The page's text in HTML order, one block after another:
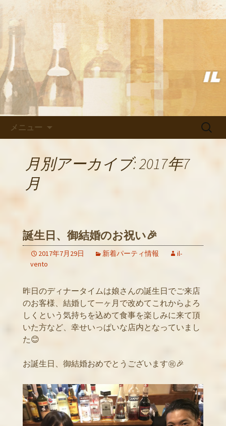
武蔵小杉の美味しいイタリアン
「イルヴェント」のブログ
武蔵小杉の美味しいイタリアン「イル
ヴェント」のブログ
メニュー
検
月別アーカイブ: 2017年7
月
誕生日、御結婚のお祝い🎉
2017年7月29日 新着パーティ情報
il-
vento
昨日のディナータイムは娘さんの誕生日でご来店
のお客様、結婚して一ヶ月で改めてこれからよろ
しくという気持ちを込めて食事を楽しみに来て頂
いた方など、幸せいっぱいな店内となっていまし
た😊
お誕生日、御結婚おめでとうございます㊗️🎉